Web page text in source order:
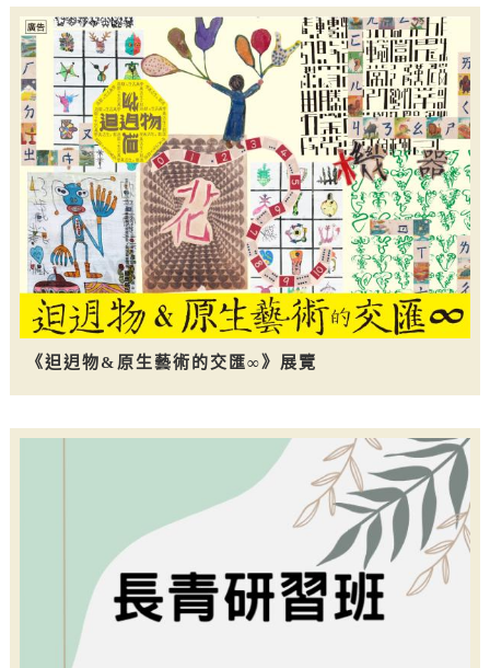
《𨑨迌物&原生藝術的交匯∞》展覽